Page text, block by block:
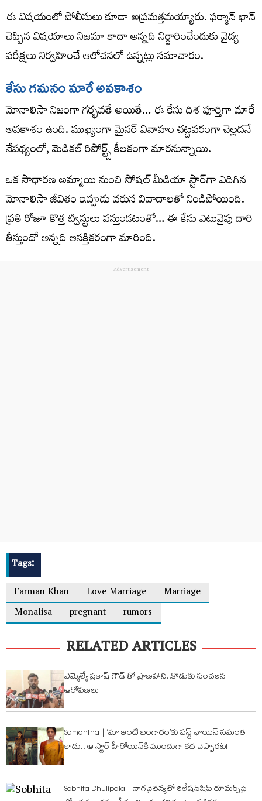
ఈ విషయంలో పోలీసులు కూడా అప్రమత్తమయ్యారు. ఫర్మాన్ ఖాన్
చెప్పిన విషయాలు నిజమా కాదా అన్నది నిర్ధారించేందుకు వైద్య
పరీక్షలు నిర్వహించే ఆలోచనలో ఉన్నట్లు సమాచారం.
కేసు గమనం మారే అవకాశం
మోనాలిసా నిజంగా గర్భవతే అయితే… ఈ కేసు దిశ పూర్తిగా మారే
అవకాశం ఉంది. ముఖ్యంగా మైనర్ వివాహం చట్టపరంగా చెల్లదనే
నేపథ్యంలో, మెడికల్ రిపోర్ట్స్ కీలకంగా మారనున్నాయి.
ఒక సాధారణ అమ్మాయి నుంచి సోషల్ మీడియా స్టార్‌గా ఎదిగిన
మోనాలిసా జీవితం ఇప్పుడు వరుస వివాదాలతో నిండిపోయింది.
ప్రతి రోజూ కొత్త ట్విస్టులు వస్తుండటంతో… ఈ కేసు ఎటువైపు దారి
తీస్తుందో అన్నది ఆసక్తికరంగా మారింది.
Tags:
Farman Khan
Love Marriage
Marriage
Monalisa
pregnant rumors
RELATED ARTICLES
ఎమ్మెల్యే ప్రకాష్ గౌడ్ తో ప్రాణహాని..కొడుకు సంచలన
ఆరోపణలు
Samantha | ‘మా ఇంటి బంగారం’కు ఫస్ట్ ఛాయిస్ సమంత
కాదు.. ఆ స్టార్ హీరోయిన్‌కి ముందుగా కథ చెప్పారట!
Sobhita Dhulipala | నాగచైతన్యతో రిలేషన్‌షిప్ రూమర్స్‌పై